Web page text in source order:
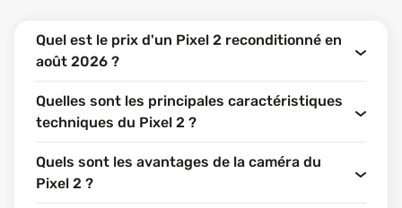
Quel est le prix d'un Pixel 2 reconditionné en
août 2026 ?
Quelles sont les principales caractéristiques
techniques du Pixel 2 ?
Quels sont les avantages de la caméra du
Pixel 2 ?